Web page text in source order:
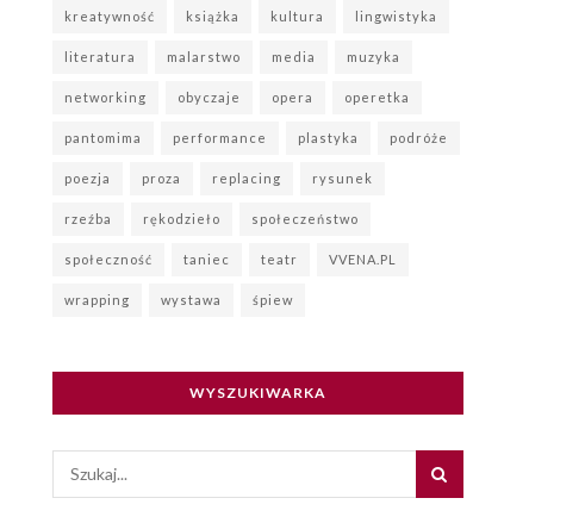
kreatywność książka kultura lingwistyka
literatura malarstwo media muzyka
networking obyczaje opera operetka
pantomima performance plastyka podróże
poezja proza replacing rysunek
rzeźba rękodzieło społeczeństwo
społeczność taniec teatr VVENA.PL
wrapping wystawa śpiew
WYSZUKIWARKA